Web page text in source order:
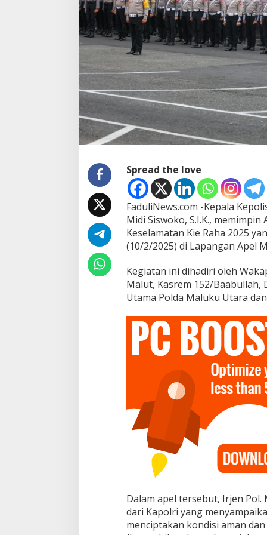
e
l
a
r
P
u
k
a
n
O
p
e
s
i
K
e
s
e
l
a
a
t
a
n
K
a
2
0
Spread the love
FaduliNews.com -Kepala
Midi Siswoko, S.I.K.,
Keselamatan Kie Raha 2025
(10/2/2025) di Lapangan Apel
Kegiatan ini dihadiri oleh
Malut, Kasrem 152/Baabullah,
Utama Polda Maluku Utara
Dalam apel tersebut, Irjen Pol.
dari Kapolri yang
menciptakan kondisi aman